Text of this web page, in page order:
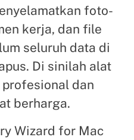
foto-
kerja, dan file
seluruh data di
Di sinilah alat
dan
berharga.
Wizard for Mac